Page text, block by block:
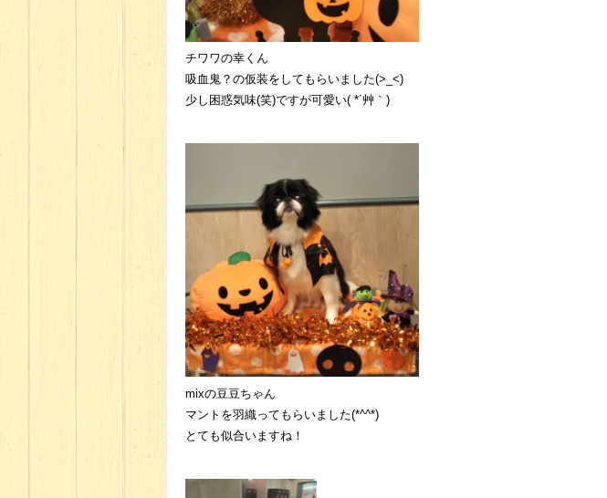
チワワの幸くん
吸血鬼？の仮装をしてもらいました(>_<)
少し困惑気味(笑)ですが可愛い( *´艸｀)
mixの豆豆ちゃん
マントを羽織ってもらいました(*^^*)
とても似合いますね！